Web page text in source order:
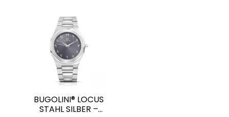
BUGOLINI® LOCUS
STAHL SILBER –